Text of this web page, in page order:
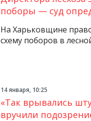
поборы — суд
На Харьковщине
схему поборов в
14 января, 10:25
«Так врывались
вручили